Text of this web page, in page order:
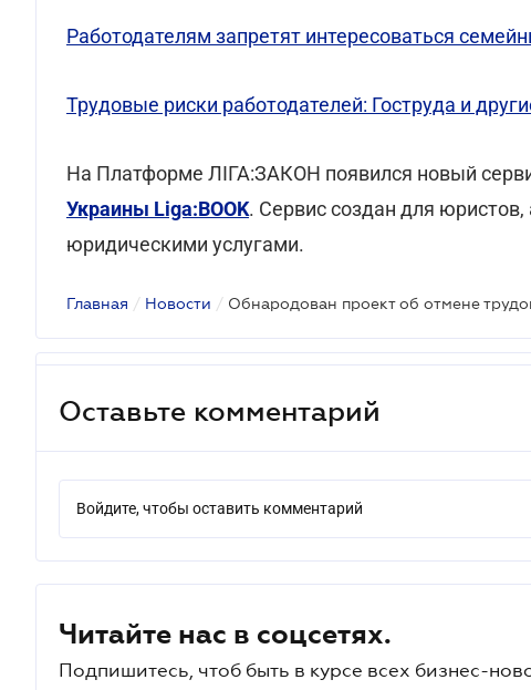
Работодателям запретят интересоваться
Трудовые риски работодателей: Гоструда и
На Платформе ЛІГА:ЗАКОН появился новый
Украины Liga:BOOK. Сервис создан для юристов,
юридическими услугами.
Главная / Новости / Обнародован проект об отмене
Оставьте комментарий
Войдите, чтобы оставить комментарий
Читайте нас в соцсетях.
Подпишитесь, чтоб быть в курсе всех бизнес-